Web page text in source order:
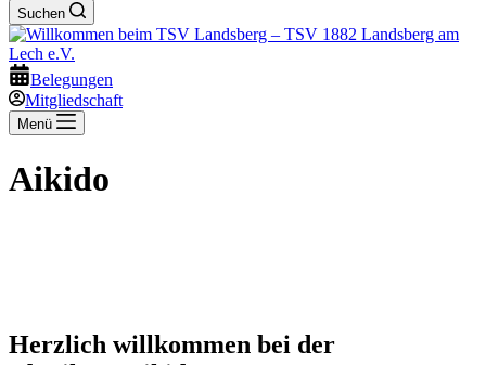
Suchen
Belegungen
Mitgliedschaft
Menü
Aikido
Herzlich willkommen bei der